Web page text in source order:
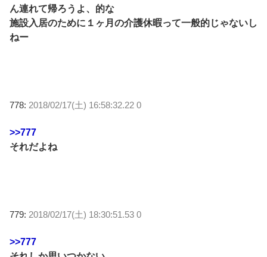
ん連れて帰ろうよ、的な
施設入居のために１ヶ月の介護休暇って一般的じゃないし
ねー
778: 2018/02/17(土) 16:58:32.22 0
>>777
それだよね
779: 2018/02/17(土) 18:30:51.53 0
>>777